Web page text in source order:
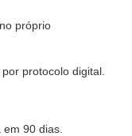
próprio
protocolo digital.
90 dias.